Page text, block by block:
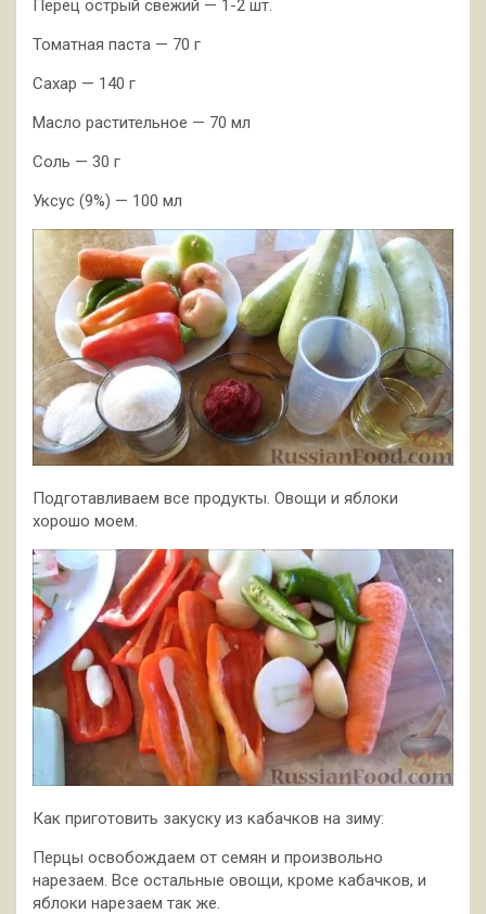
Перец острый свежий — 1-2 шт.
Томатная паста — 70 г
Сахар — 140 г
Масло растительное — 70 мл
Соль — 30 г
Уксус (9%) — 100 мл
Подготавливаем все продукты. Овощи и яблоки
хорошо моем.
Как приготовить закуску из кабачков на зиму:
Перцы освобождаем от семян и произвольно
нарезаем. Все остальные овощи, кроме кабачков, и
яблоки нарезаем так же.